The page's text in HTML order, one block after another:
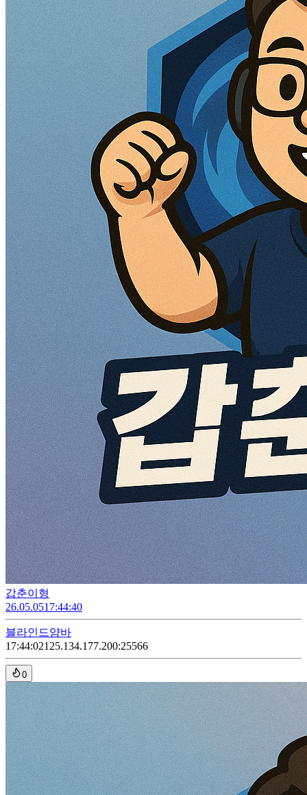
갑춘이형
26.05.0517:44:40
블라인드얌바
17:44:02125.134.177.200:25566
0